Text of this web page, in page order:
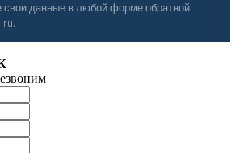
свои данные в любой форме обратной